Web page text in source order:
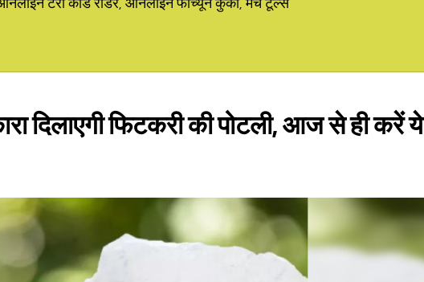
दिलाएगी फिटकरी की पोटली, आज से ही करें ये